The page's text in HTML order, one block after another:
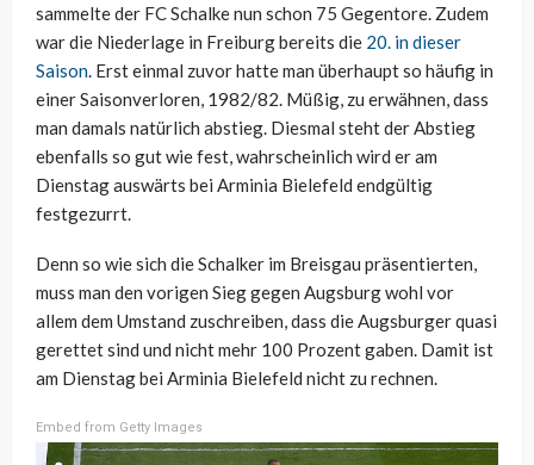
sammelte der FC Schalke nun schon 75 Gegentore. Zudem
war die Niederlage in Freiburg bereits die 20. in dieser
Saison. Erst einmal zuvor hatte man überhaupt so häufig in
einer Saisonverloren, 1982/82. Müßig, zu erwähnen, dass
man damals natürlich abstieg. Diesmal steht der Abstieg
ebenfalls so gut wie fest, wahrscheinlich wird er am
Dienstag auswärts bei Arminia Bielefeld endgültig
festgezurrt.
Denn so wie sich die Schalker im Breisgau präsentierten,
muss man den vorigen Sieg gegen Augsburg wohl vor
allem dem Umstand zuschreiben, dass die Augsburger quasi
gerettet sind und nicht mehr 100 Prozent gaben. Damit ist
am Dienstag bei Arminia Bielefeld nicht zu rechnen.
Embed from Getty Images